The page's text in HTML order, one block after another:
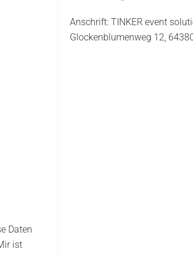
Daten
ist
Anschrift: TINKER event
Glockenblumenweg 12,